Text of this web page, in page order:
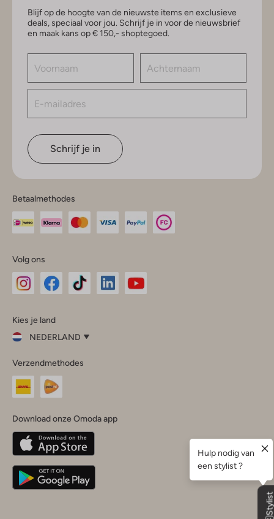
Blijf op de hoogte van de nieuwste items en exclusieve
deals, speciaal voor jou. Schrijf je in voor de nieuwsbrief
en maak kans op € 150,- shoptegoed.
Schrijf je in
Betaalmethodes
Volg ons
InstagramFacebook
Kies je land
NEDERLAND
je
land
Nederland
Belgique(Français)
Deutschland
Verzendmethodes
Download onze Omoda app